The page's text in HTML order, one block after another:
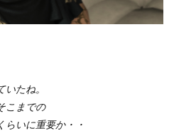
たね。
こまでの
らいに重要か・・